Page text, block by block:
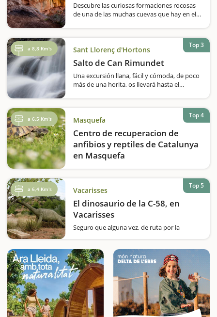
Descubre las curiosas formaciones rocosas
de una de las muchas cuevas que hay en el
Montserrat, que es una espectacular vista
por fuera, también tiene todo…
a 8,8 Km's Sant Llorenç d'Hortons
Salto de Can Rimundet
Una excursión llana, fácil y cómoda, de poco
más de una horita, os llevará hasta el
por campos de cultivos, viñedos y la…
Top 3
a 6,5 Km's Masquefa
Centro de recuperacion de
anfibios y reptiles de Catalunya
en Masquefa
El CRARC es un centro que se dedica a la
rehabilitación de fauna silvestre con el
objetivo de devolverla a su hábitat natural,
promover la investigación científica y la
educación ambiental. El CRAC es el único…
Top 4
a 6,4 Km's Vacarisses
El dinosaurio de la C-58, en
Vacarisses
Seguro que alguna vez, de ruta por la
altura del bar de Can Serra, a mano derecha,
os habréis sorprendido al ver un dinosaurio
Top 5